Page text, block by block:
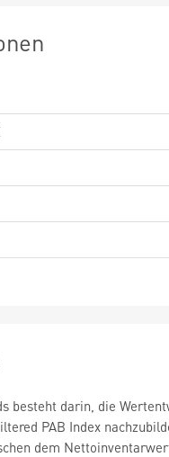
besteht darin, die
PAB Index
dem